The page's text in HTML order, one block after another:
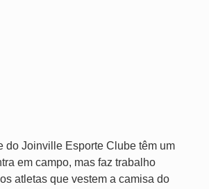
do Joinville Esporte Clube têm um
em campo, mas faz trabalho
atletas que vestem a camisa do